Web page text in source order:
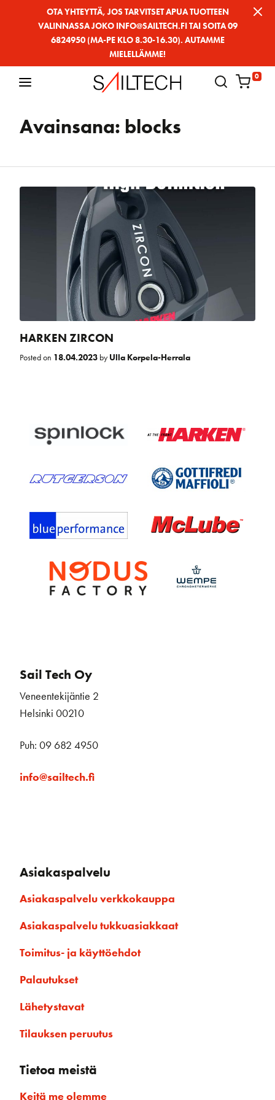
OTA YHTEYTTÄ, JOS TARVITSET APUA TUOTTEEN
VALINNASSA JOKO INFO@SAILTECH.FI TAI SOITA 09
6824950 (MA-PE KLO 8.30-16.30). AUTAMME
MIELELLÄMME!
0
Avainsana: blocks
HARKEN ZIRCON
Posted on 18.04.2023 byUlla Korpela-Herrala
Sail Tech Oy
Veneentekijäntie 2
Helsinki 00210
Puh: 09 682 4950
info@sailtech.fi
Asiakaspalvelu
Asiakaspalvelu verkkokauppa
Asiakaspalvelu tukkuasiakkaat
Toimitus- ja käyttöehdot
Palautukset
Lähetystavat
Tilauksen peruutus
Tietoa meistä
Keitä me olemme